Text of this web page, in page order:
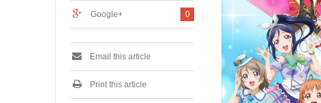
0
Google+
Email this article
Print this article